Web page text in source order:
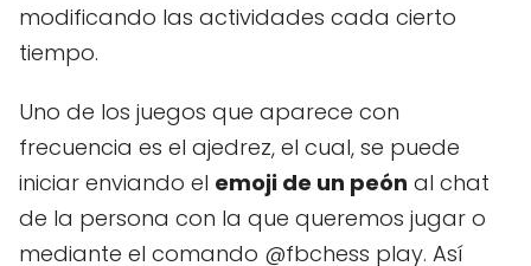
modificando las actividades cada cierto
tiempo.
Uno de los juegos que aparece con
frecuencia es el ajedrez, el cual, se puede
iniciar enviando el emoji de un peón al chat
de la persona con la que queremos jugar o
mediante el comando @fbchess play. Así